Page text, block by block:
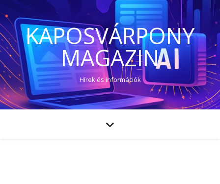
KAPOSVÁRPONY
MAGAZIN
Hírek és információk